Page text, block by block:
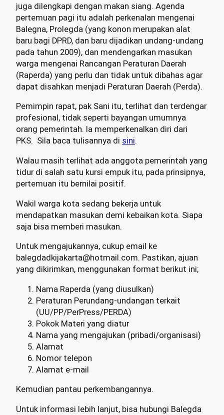
juga dilengkapi dengan makan siang. Agenda
pertemuan pagi itu adalah perkenalan mengenai
Balegna, Prolegda (yang konon merupakan alat
baru bagi DPRD, dan baru dijadikan undang-undang
pada tahun 2009), dan mendengarkan masukan
warga mengenai Rancangan Peraturan Daerah
(Raperda) yang perlu dan tidak untuk dibahas agar
dapat disahkan menjadi Peraturan Daerah (Perda).
Pemimpin rapat, pak Sani itu, terlihat dan terdengar
profesional, tidak seperti bayangan umumnya
orang pemerintah. Ia memperkenalkan diri dari
PKS. Sila baca tulisannya di sini.
Walau masih terlihat ada anggota pemerintah yang
tidur di salah satu kursi empuk itu, pada prinsipnya,
pertemuan itu bernilai positif.
Wakil warga kota sedang bekerja untuk
mendapatkan masukan demi kebaikan kota. Siapa
saja bisa memberi masukan.
Untuk mengajukannya, cukup email ke
balegdadkijakarta@hotmail.com. Pastikan, ajuan
yang dikirimkan, menggunakan format berikut ini;
Nama Raperda (yang diusulkan)
Peraturan Perundang-undangan terkait
(UU/PP/PerPress/PERDA)
Pokok Materi yang diatur
Nama yang mengajukan (pribadi/organisasi)
Alamat
Nomor telepon
Alamat e-mail
Kemudian pantau perkembangannya.
Untuk informasi lebih lanjut, bisa hubungi Balegda